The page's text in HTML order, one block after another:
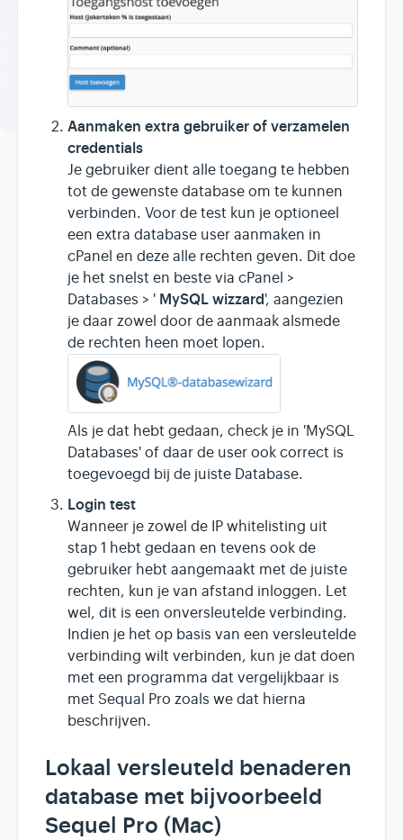
Aanmaken extra gebruiker of verzamelen
credentials
Je gebruiker dient alle toegang te hebben
tot de gewenste database om te kunnen
verbinden. Voor de test kun je optioneel
een extra database user aanmaken in
cPanel en deze alle rechten geven. Dit doe
je het snelst en beste via cPanel >
Databases > ' MySQL wizzard', aangezien
je daar zowel door de aanmaak alsmede
de rechten heen moet lopen.
Als je dat hebt gedaan, check je in 'MySQL
Databases' of daar de user ook correct is
toegevoegd bij de juiste Database.
Login test
Wanneer je zowel de IP whitelisting uit
stap 1 hebt gedaan en tevens ook de
gebruiker hebt aangemaakt met de juiste
rechten, kun je van afstand inloggen. Let
wel, dit is een onversleutelde verbinding.
Indien je het op basis van een versleutelde
verbinding wilt verbinden, kun je dat doen
met een programma dat vergelijkbaar is
met Sequal Pro zoals we dat hierna
beschrijven.
Lokaal versleuteld benaderen
database met bijvoorbeeld
Sequel Pro (Mac)